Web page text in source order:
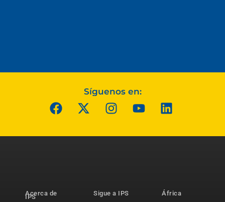
Síguenos en:
Acerca de
IPS
Sigue a IPS
África